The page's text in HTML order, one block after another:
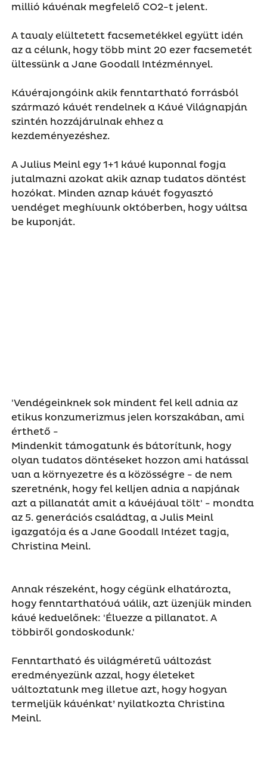
millió kávénak megfelelő CO2-t jelent.
A tavaly elültetett facsemetékkel együtt idén
az a célunk, hogy több mint 20 ezer facsemetét
ültessünk a Jane Goodall Intézménnyel.
Kávérajongóink akik fenntartható forrásból
származó kávét rendelnek a Kávé Világnapján
szintén hozzájárulnak ehhez a
kezdeményezéshez.
A Julius Meinl egy 1+1 kávé kuponnal fogja
jutalmazni azokat akik aznap tudatos döntést
hozókat. Minden aznap kávét fogyasztó
vendéget meghívunk októberben, hogy váltsa
be kuponját.
'Vendégeinknek sok mindent fel kell adnia az
etikus konzumerizmus jelen korszakában, ami
érthető -
Mindenkit támogatunk és bátorítunk, hogy
olyan tudatos döntéseket hozzon ami hatással
van a környezetre és a közösségre - de nem
szeretnénk, hogy fel kelljen adnia a napjának
azt a pillanatát amit a kávéjával tölt' - mondta
az 5. generációs családtag, a Julis Meinl
igazgatója és a Jane Goodall Intézet tagja,
Christina Meinl.
Annak részeként, hogy cégünk elhatározta,
hogy fenntarthatóvá válik, azt üzenjük minden
kávé kedvelőnek: 'Élvezze a pillanatot. A
többiről gondoskodunk.'
Fenntartható és világméretű változást
eredményezünk azzal, hogy életeket
változtatunk meg illetve azt, hogy hogyan
termeljük kávénkat’ nyilatkozta Christina
Meinl.